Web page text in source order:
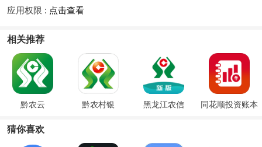
应用权限 : 点击查看
相关推荐
黔农云 黔农村银 黑龙江农信 同花顺投资账本
猜你喜欢